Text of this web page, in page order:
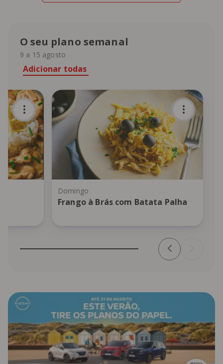
O seu plano semanal
9 a 15 agosto
Adicionar todas
Domingo
Frango à Brás com Batata Palha